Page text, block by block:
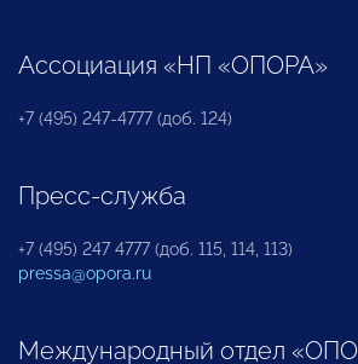
Ассоциация «НП «ОПОРА»
+7 (495) 247-4777 (доб. 124)
Пресс-служба
+7 (495) 247 4777 (доб. 115, 114, 113)
pressa@opora.ru
Международный отдел